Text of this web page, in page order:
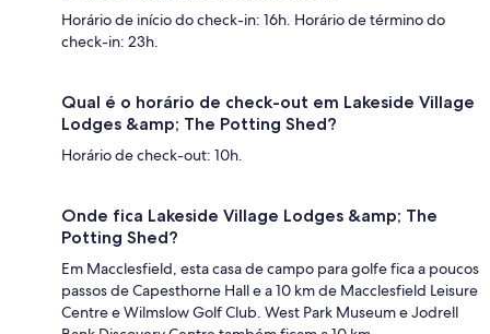
Horário de início do check-in: 16h. Horário de término do
check-in: 23h.
Qual é o horário de check-out em Lakeside Village
Lodges &amp; The Potting Shed?
Horário de check-out: 10h.
Onde fica Lakeside Village Lodges &amp; The
Potting Shed?
Em Macclesfield, esta casa de campo para golfe fica a poucos
passos de Capesthorne Hall e a 10 km de Macclesfield Leisure
Centre e Wilmslow Golf Club. West Park Museum e Jodrell